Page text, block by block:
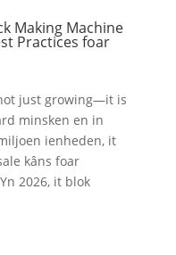
Making Machine
Practices foar
just growing—it is
minsken en in
ienheden, it
kâns foar
2026, it blok